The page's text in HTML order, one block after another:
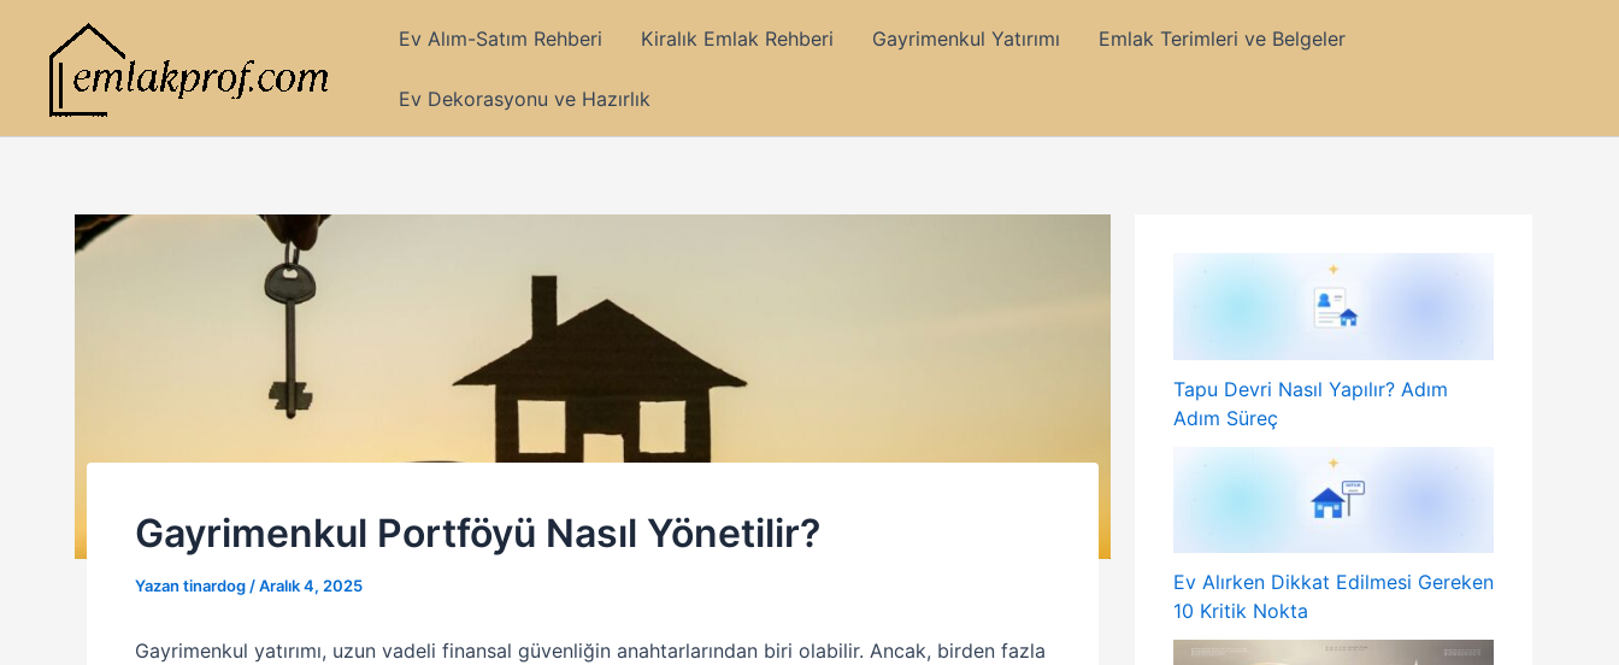
Ev Alım-Satım Rehberi Kiralık Emlak Rehberi Gayrimenkul Yatırımı Emlak Terimleri ve Belgeler
Ev Dekorasyonu ve Hazırlık
Gayrimenkul Portföyü Nasıl Yönetilir?
Yazan tinardog/Aralık 4, 2025
Gayrimenkul yatırımı, uzun vadeli finansal güvenliğin anahtarlarından biri olabilir. Ancak, birden fazla
Tapu Devri Nasıl Yapılır? Adım
Adım Süreç
Ev Alırken Dikkat Edilmesi Gereken
10 Kritik Nokta